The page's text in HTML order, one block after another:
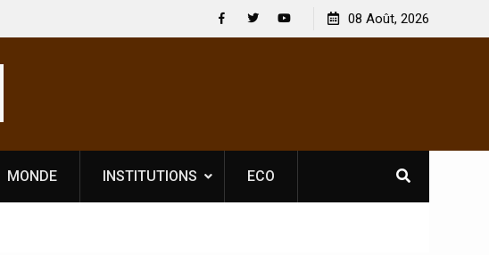
Soldat Jahboy se
[France-Présidentielle 2027] Les enjeux de
souveraineté démocratique sévèrement touchés ?
08 Août, 2026
MONDE INSTITUTIONS ECO